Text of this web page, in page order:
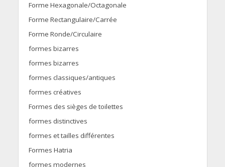
Forme Hexagonale/Octagonale
Forme Rectangulaire/Carrée
Forme Ronde/Circulaire
formes bizarres
formes bizarres
formes classiques/antiques
formes créatives
Formes des sièges de toilettes
formes distinctives
formes et tailles différentes
Formes Hatria
formes modernes